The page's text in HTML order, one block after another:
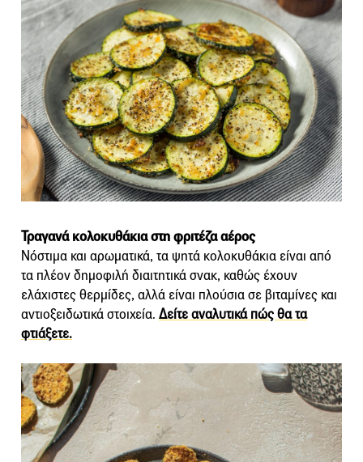
Τραγανά κολοκυθάκια στη φριτέζα αέρος
Νόστιμα και αρωματικά, τα ψητά κολοκυθάκια είναι από
τα πλέον δημοφιλή διαιτητικά σνακ, καθώς έχουν
ελάχιστες θερμίδες, αλλά είναι πλούσια σε βιταμίνες και
αντιοξειδωτικά στοιχεία. Δείτε αναλυτικά πώς θα τα
φτιάξετε.